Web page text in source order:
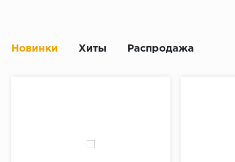
Новинки Хиты Распродажа